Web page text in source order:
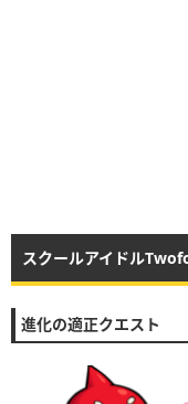
スクールアイドル
進化の適正クエスト